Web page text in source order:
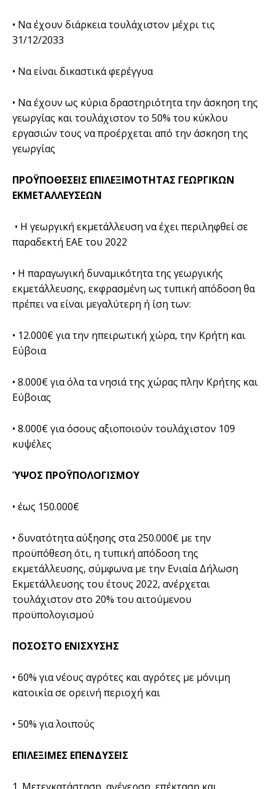
• Να έχουν διάρκεια τουλάχιστον μέχρι τις
31/12/2033
• Να είναι δικαστικά φερέγγυα
• Να έχουν ως κύρια δραστηριότητα την άσκηση της
γεωργίας και τουλάχιστον το 50% του κύκλου
εργασιών τους να προέρχεται από την άσκηση της
γεωργίας
ΠΡΟΫΠΟΘΕΣΕΙΣ ΕΠΙΛΕΞΙΜΟΤΗΤΑΣ ΓΕΩΡΓΙΚΩΝ
ΕΚΜΕΤΑΛΛΕΥΣΕΩΝ
• Η γεωργική εκμετάλλευση να έχει περιληφθεί σε
παραδεκτή ΕΑΕ του 2022
• Η παραγωγική δυναμικότητα της γεωργικής
εκμετάλλευσης, εκφρασμένη ως τυπική απόδοση θα
πρέπει να είναι μεγαλύτερη ή ίση των:
• 12.000€ για την ηπειρωτική χώρα, την Κρήτη και
Εύβοια
• 8.000€ για όλα τα νησιά της χώρας πλην Κρήτης και
Εύβοιας
• 8.000€ για όσους αξιοποιούν τουλάχιστον 109
κυψέλες
ΎΨΟΣ ΠΡΟΫΠΟΛΟΓΙΣΜΟΥ
• έως 150.000€
• δυνατότητα αύξησης στα 250.000€ με την
προϋπόθεση ότι, η τυπική απόδοση της
εκμετάλλευσης, σύμφωνα με την Ενιαία Δήλωση
Εκμετάλλευσης του έτους 2022, ανέρχεται
τουλάχιστον στο 20% του αιτούμενου
προϋπολογισμού
ΠΟΣΟΣΤΟ ΕΝΙΣΧΥΣΗΣ
• 60% για νέους αγρότες και αγρότες με μόνιμη
κατοικία σε ορεινή περιοχή και
• 50% για λοιπούς
ΕΠΙΛΕΞΙΜΕΣ ΕΠΕΝΔΥΣΕΙΣ